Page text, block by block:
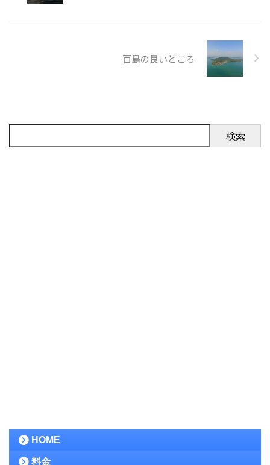
百島の良いところ
検索
HOME
料金